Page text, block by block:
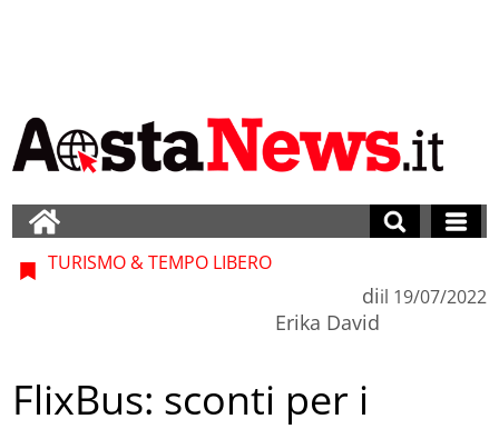
TURISMO & TEMPO LIBERO
di
Erika David
il 19/07/2022
FlixBus: sconti per i